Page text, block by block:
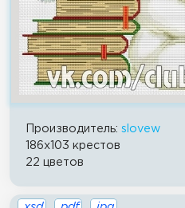
Производитель: slovew
186x103 крестов
22 цветов